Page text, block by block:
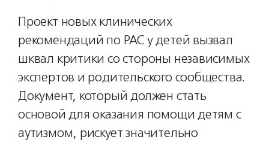
Проект новых клинических
рекомендаций по РАС у детей вызвал
шквал критики со стороны независимых
экспертов и родительского сообщества.
Документ, который должен стать
основой для оказания помощи детям с
аутизмом, рискует значительно